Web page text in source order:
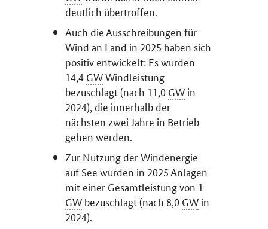
deutlich übertroffen.
Auch die Ausschreibungen für
Wind an Land in 2025 haben sich
positiv entwickelt: Es wurden
14,4 GWWindleistung
bezuschlagt (nach 11,0 GW in
2024), die innerhalb der
nächsten zwei Jahre in Betrieb
gehen werden.
Zur Nutzung der Windenergie
auf See wurden in 2025 Anlagen
mit einer Gesamtleistung von 1
GW bezuschlagt (nach 8,0 GW in
2024).